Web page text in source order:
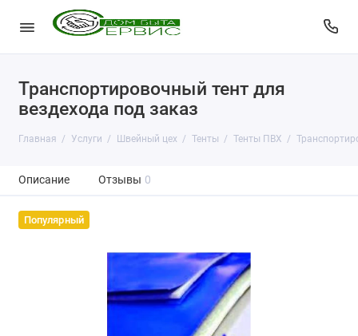
Транспортировочный тент для
вездехода под заказ
Главная Услуги Швейный цех Тенты Тенты ПВХ
Описание Отзывы 0
Популярный